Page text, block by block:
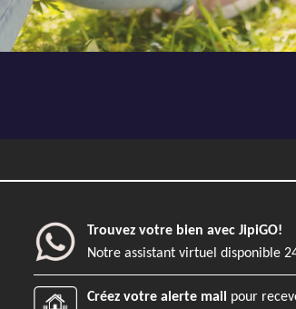
Trouvez votre bien avec JipiGO!
Notre assistant virtuel disponible
Créez votre alerte mail pour